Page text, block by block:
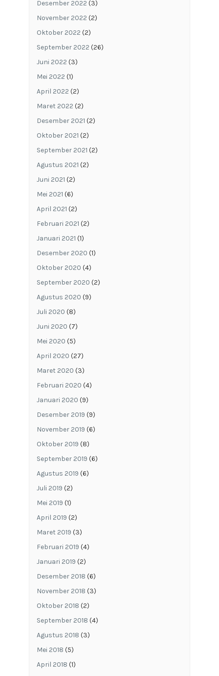
Desember 2022 (3)
November 2022 (2)
Oktober 2022 (2)
September 2022 (26)
Juni 2022 (3)
Mei 2022 (1)
April 2022 (2)
Maret 2022 (2)
Desember 2021 (2)
Oktober 2021 (2)
September 2021 (2)
Agustus 2021 (2)
Juni 2021 (2)
Mei 2021 (6)
April 2021 (2)
Februari 2021 (2)
Januari 2021 (1)
Desember 2020 (1)
Oktober 2020 (4)
September 2020 (2)
Agustus 2020 (9)
Juli 2020 (8)
Juni 2020 (7)
Mei 2020 (5)
April 2020 (27)
Maret 2020 (3)
Februari 2020 (4)
Januari 2020 (9)
Desember 2019 (9)
November 2019 (6)
Oktober 2019 (8)
September 2019 (6)
Agustus 2019 (6)
Juli 2019 (2)
Mei 2019 (1)
April 2019 (2)
Maret 2019 (3)
Februari 2019 (4)
Januari 2019 (2)
Desember 2018 (6)
November 2018 (3)
Oktober 2018 (2)
September 2018 (4)
Agustus 2018 (3)
Mei 2018 (5)
April 2018 (1)